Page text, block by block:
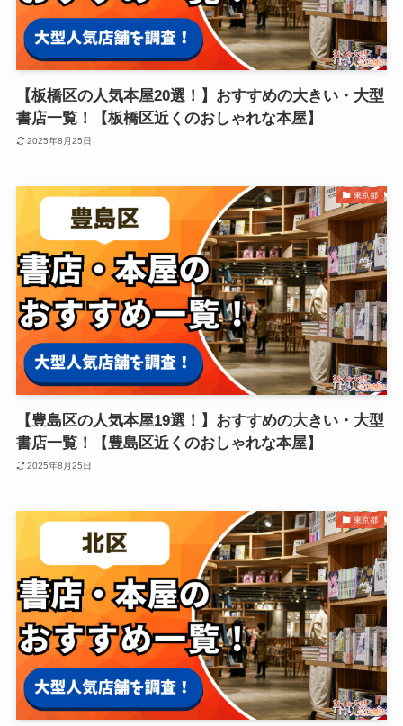
【板橋区の人気本屋20選！】おすすめの大きい・大型
書店一覧！【板橋区近くのおしゃれな本屋】
2025年8月25日
東京都
【豊島区の人気本屋19選！】おすすめの大きい・大型
書店一覧！【豊島区近くのおしゃれな本屋】
2025年8月25日
東京都